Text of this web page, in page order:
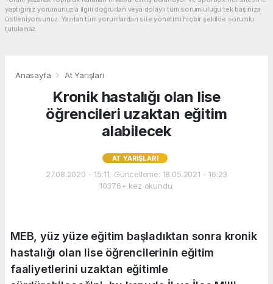
yaptığınız yorumunuzla ilgili doğrudan veya dolaylı tüm sorumluluğu tek başınıza
üstleniyorsunuz. Yazılan tüm yorumlardan site yönetimi hiçbir şekilde sorumlu
tutulamaz.
Anasayfa At Yarışları
Kronik hastalığı olan lise
öğrencileri uzaktan eğitim
alabilecek
AT YARIŞLARI
27.08.2020 - 15:11, Güncelleme: 18.05.2021 - 16:23
10376+ kez okundu.
MEB, yüz yüze eğitim başladıktan sonra kronik
hastalığı olan lise öğrencilerinin eğitim
faaliyetlerini uzaktan eğitimle